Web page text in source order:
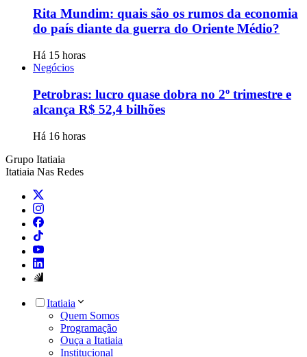
Rita Mundim: quais são os rumos da economia
do país diante da guerra do Oriente Médio?
Há 15 horas
Negócios
Petrobras: lucro quase dobra no 2º trimestre e
alcança R$ 52,4 bilhões
Há 16 horas
Grupo Itatiaia
Itatiaia Nas Redes
Itatiaia
Quem Somos
Programação
Ouça a Itatiaia
Institucional